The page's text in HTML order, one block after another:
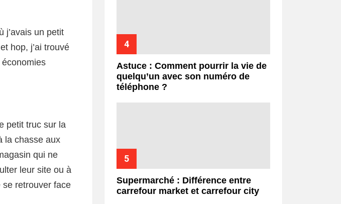
j’avais un petit
hop, j’ai trouvé
économies
petit truc sur la
la chasse aux
qui ne
leur site ou à
se retrouver face
Astuce : Comment pourrir la vie de
quelqu’un avec son numéro de
téléphone ?
Supermarché : Différence entre
carrefour market et carrefour city